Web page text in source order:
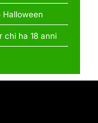
Halloween
chi ha 18 anni